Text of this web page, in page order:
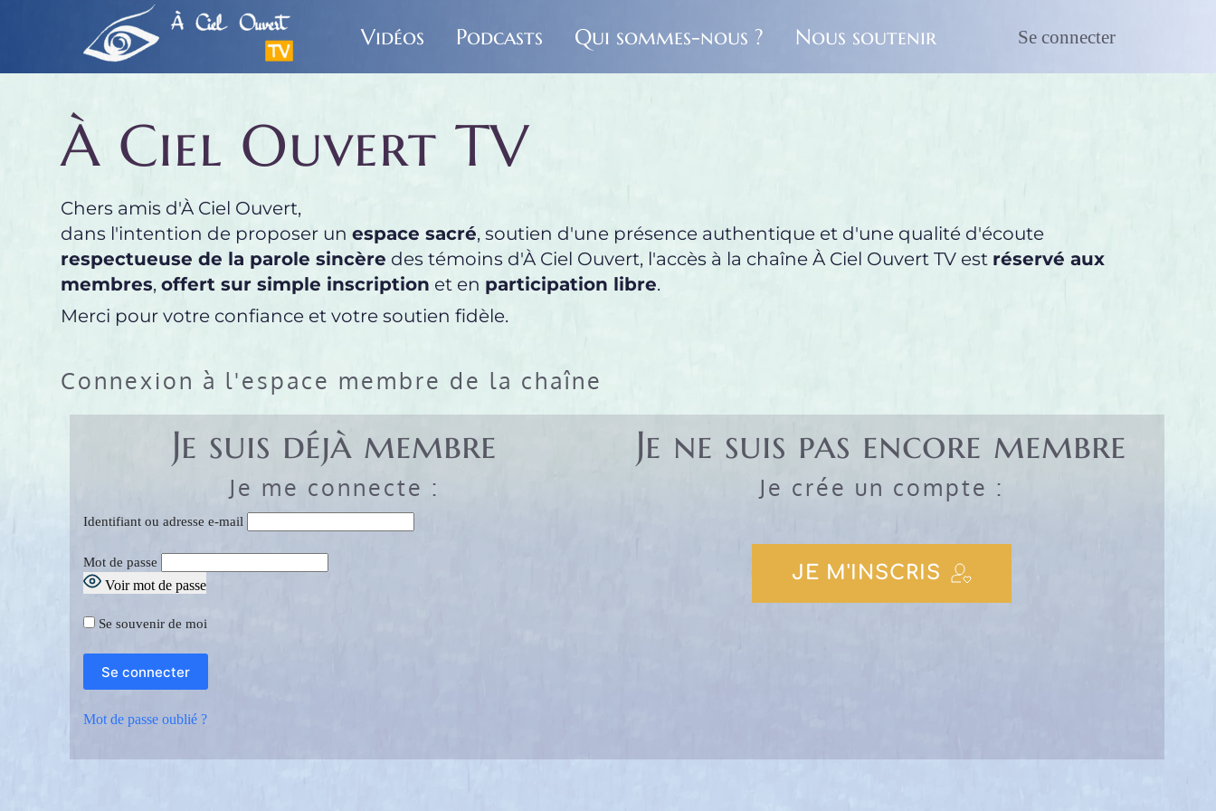
Vidéos Podcasts Qui sommes-nous ? Nous soutenir Se connecter
À Ciel Ouvert TV
Chers amis d'À Ciel Ouvert,
dans l'intention de proposer un espace sacré
respectueuse de la parole sincère des témoins d'À Ciel Ouvert, l'accès à la chaîne À Ciel Ouvert TV est réservé aux
membres, offert sur simple inscription et en participation libre.
Merci pour votre confiance et votre soutien fidèle.
Connexion à l'espace membre de la chaîne
Je suis déjà membre
Je me connecte :
Identifiant ou adresse e-mail
Mot de passe
Voir mot de passe
Se souvenir de moi
Mot de passe oublié ?
Je ne suis pas encore membre
Je crée un compte :
JE M'INSCRIS